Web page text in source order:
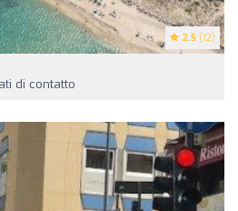
2.5 (12)
di contatto